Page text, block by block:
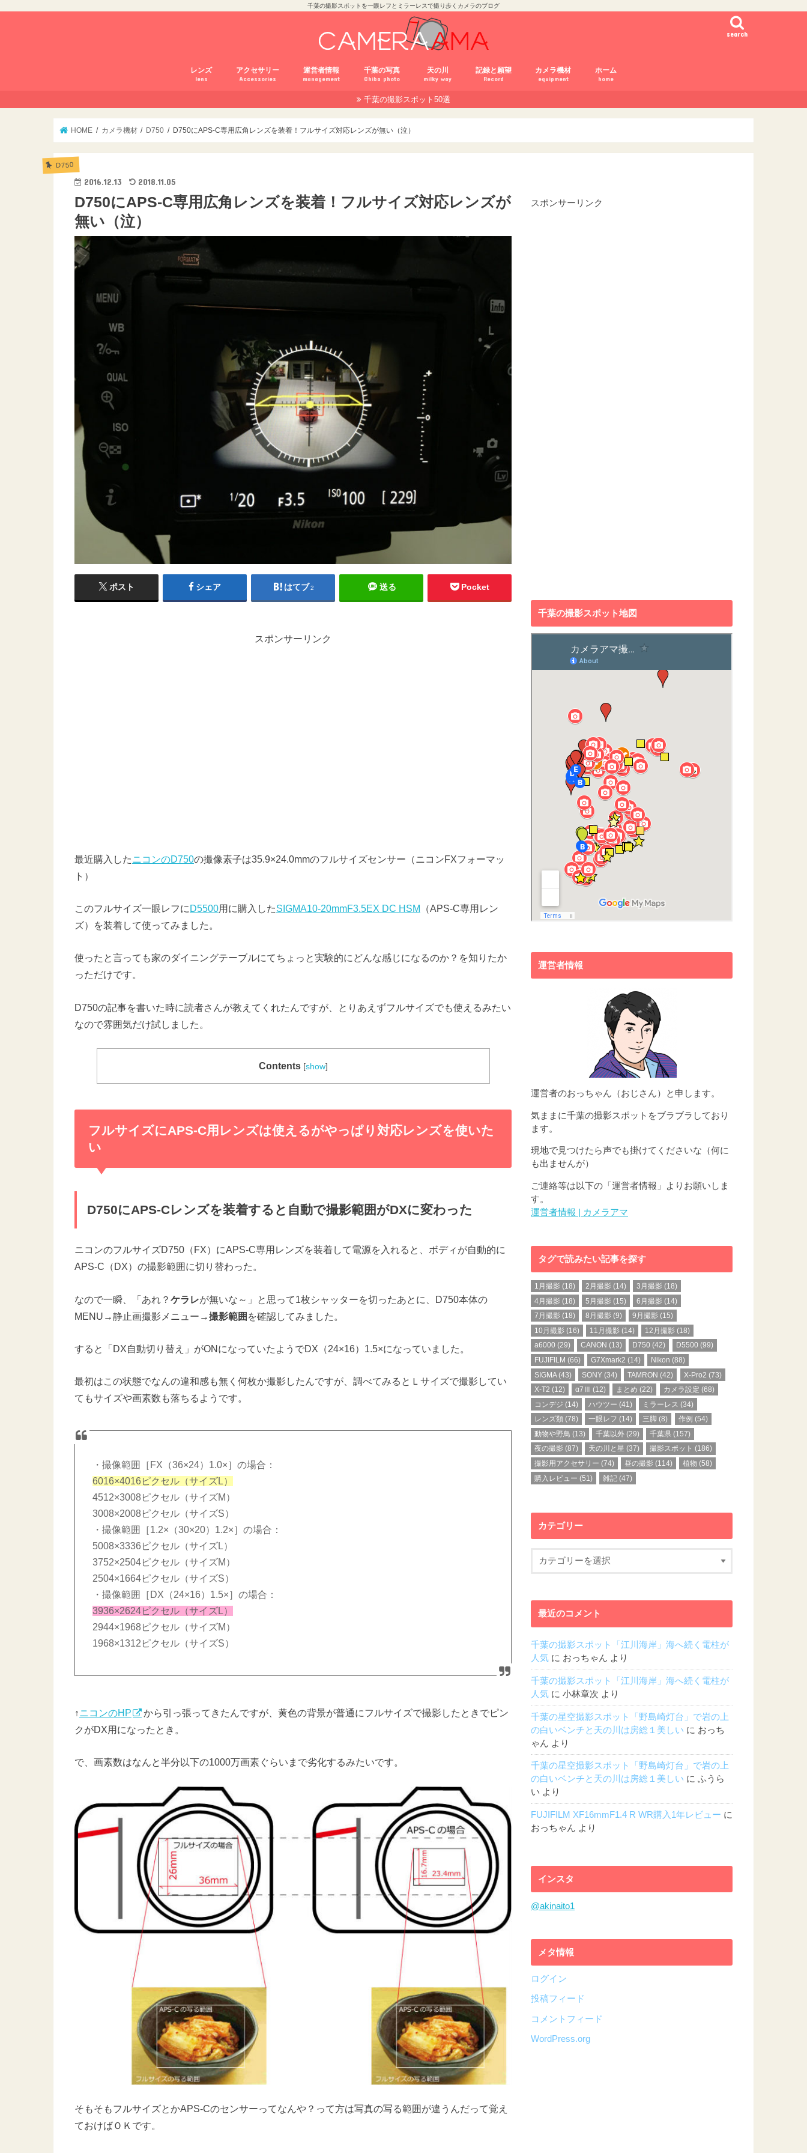
千葉の撮影スポットを一眼レフとミラーレスで撮り歩くカメラのブログ
search
レンズ
lens
アクセサリー
Accessories
運営者情報
management
千葉の写真
Chiba photo
天の川
milky way
記録と願望
Record
カメラ機材
equipment
ホーム
home
千葉の撮影スポット50選
HOME カメラ機材 D750 D750にAPS-C専用広角レンズを装着！フルサイズ対応レンズが無い（泣）
D750
2016.12.13 2018.11.05
D750にAPS-C専用広角レンズを装着！フルサイズ対応レンズが
無い（泣）
ポスト シェア はてブ2 送る Pocket
スポンサーリンク
最近購入した ニコンのD750の撮像素子は35.9×24.0mmのフルサイズセンサー（ニコンFXフォーマッ
ト）
このフルサイズ一眼レフにD5500用に購入したSIGMA10-20mmF3.5EX DC HSM （APS-C専用レン
ズ）を装着して使ってみました。
使ったと言っても家のダイニングテーブルにてちょっと実験的にどんな感じになるのか？を知りたか
っただけです。
D750の記事を書いた時に読者さんが教えてくれたんですが、とりあえずフルサイズでも使えるみたい
なので雰囲気だけ試しました。
Contents [show]
フルサイズにAPS-C用レンズは使えるがやっぱり対応レンズを使いた
い
D750にAPS-Cレンズを装着すると自動で撮影範囲がDXに変わった
ニコンのフルサイズD750（FX）にAPS-C専用レンズを装着して電源を入れると、ボディが自動的に
APS-C（DX）の撮影範囲に切り替わった。
なので一瞬、「あれ？ ケラレが無いな～」と思って1枚シャッターを切ったあとに、D750本体の
MENU→静止画撮影メニュー→撮影範囲 を確認してみました。
すると「DX自動切り替え」がONになっていたようでDX（24×16）1.5×になっていました。
最初はこの状態でなんの違和感も無く何枚か撮影したんですが、調べてみるとＬサイズで撮影してい
てもサイズや画素数も落ちるようです。
・撮像範囲［FX（36×24）1.0×］の場合：
6016×4016ピクセル（サイズL）
4512×3008ピクセル（サイズM）
3008×2008ピクセル（サイズS）
・撮像範囲［1.2×（30×20）1.2×］の場合：
5008×3336ピクセル（サイズL）
3752×2504ピクセル（サイズM）
2504×1664ピクセル（サイズS）
・撮像範囲［DX（24×16）1.5×］の場合：
3936×2624ピクセル（サイズL）
2944×1968ピクセル（サイズM）
1968×1312ピクセル（サイズS）
↑ニコンのHP
から引っ張ってきたんですが、黄色の背景が普通にフルサイズで撮影したときでピン
クがDX用になったとき。
で、画素数はなんと半分以下の1000万画素ぐらいまで劣化するみたいです。
そもそもフルサイズとかAPS-Cのセンサーってなんや？って方は写真の写る範囲が違うんだって覚え
ておけばＯＫです。
スポンサーリンク
千葉の撮影スポット地図
運営者情報
運営者のおっちゃん（おじさん）と申します。
気ままに千葉の撮影スポットをブラブラしており
ます。
現地で見つけたら声でも掛けてくださいな（何に
も出ませんが）
ご連絡等は以下の「運営者情報」よりお願いしま
す。
運営者情報 | カメラアマ
タグで読みたい記事を探す
1月撮影 (18) 2月撮影 (14) 3月撮影 (18)
4月撮影 (18) 5月撮影 (15) 6月撮影 (14)
7月撮影 (18) 8月撮影 (9) 9月撮影 (15)
10月撮影 (16) 11月撮影 (14) 12月撮影 (18)
a6000 (29) CANON (13) D750 (42) D5500 (99)
FUJIFILM (66) G7Xmark2 (14) Nikon (88)
SIGMA(43) SONY (34) TAMRON (42) X-Pro2 (73)
X-T2 (12) α7Ⅲ (12) まとめ (22) カメラ設定 (68)
コンデジ (14) ハウツー (41) ミラーレス (34)
レンズ類 (78) 一眼レフ (14) 三脚 (8) 作例 (54)
動物や野鳥 (13) 千葉以外 (29) 千葉県 (157)
夜の撮影 (87) 天の川と星 (37) 撮影スポット (186)
撮影用アクセサリー (74) 昼の撮影 (114) 植物 (58)
購入レビュー (51) 雑記 (47)
カテゴリー
最近のコメント
千葉の撮影スポット「江川海岸」海へ続く電柱が
人気 に おっちゃん より
千葉の撮影スポット「江川海岸」海へ続く電柱が
人気 に 小林章次 より
千葉の星空撮影スポット「野島崎灯台」で岩の上
の白いベンチと天の川は房総１美しい に おっち
ゃん より
千葉の星空撮影スポット「野島崎灯台」で岩の上
の白いベンチと天の川は房総１美しい に ふうら
い より
FUJIFILM XF16mmF1.4 R WR購入1年レビュー に
おっちゃん より
インスタ
@akinaito1
メタ情報
ログイン
投稿フィード
コメントフィード
WordPress.org